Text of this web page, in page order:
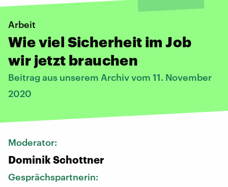
Arbeit
Wie viel Sicherheit im Job
wir jetzt brauchen
Beitrag aus unserem Archiv vom 11. November
2020
Moderator:
Dominik Schottner
Gesprächspartnerin: